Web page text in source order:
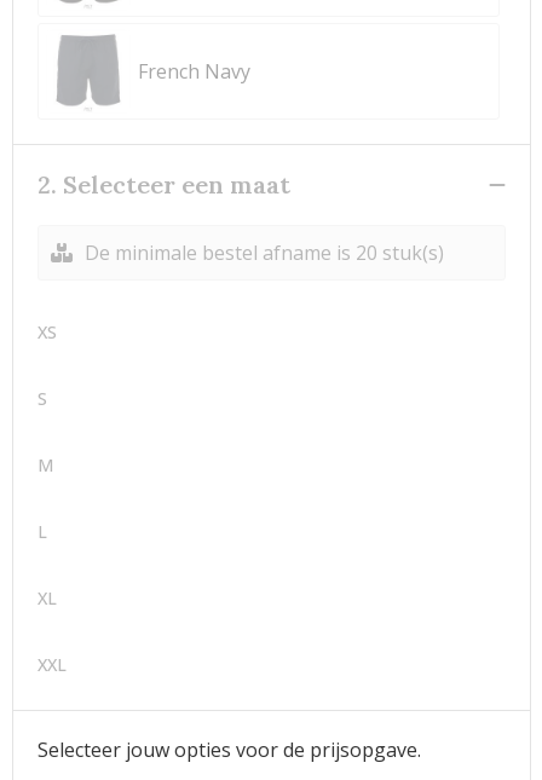
French Navy
2. Selecteer een maat
De minimale bestel afname is 20 stuk(s)
XS
S
M
L
XL
XXL
Selecteer jouw opties voor de prijsopgave.